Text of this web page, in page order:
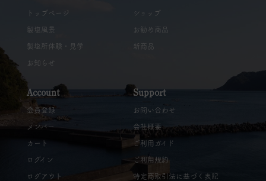
トップページ
製塩風景
製塩所体験・見学
お知らせ
ショップ
お勧め商品
新商品
Account
会員登録
メンバー
カート
ログイン
ログアウト
Support
お問い合わせ
会社概要
ご利用ガイド
ご利用規約
特定商取引法に基づく表記